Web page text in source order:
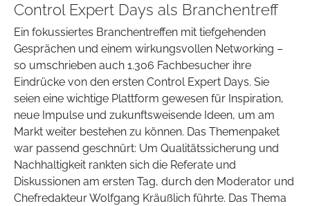
Control Expert Days als Branchentreff
Ein fokussiertes Branchentreffen mit tiefgehenden
Gesprächen und einem wirkungsvollen Networking –
so umschrieben auch 1.306 Fachbesucher ihre
Eindrücke von den ersten Control Expert Days. Sie
seien eine wichtige Plattform gewesen für Inspiration,
neue Impulse und zukunftsweisende Ideen, um am
Markt weiter bestehen zu können. Das Themenpaket
war passend geschnürt: Um Qualitätssicherung und
Nachhaltigkeit rankten sich die Referate und
Diskussionen am ersten Tag, durch den Moderator und
Chefredakteur Wolfgang Kräußlich führte. Das Thema